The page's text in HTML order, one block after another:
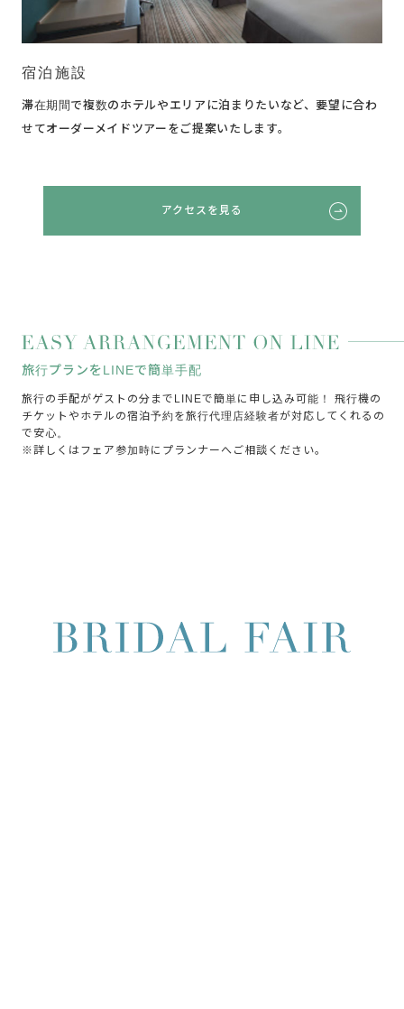
宿泊施設
滞在期間で複数のホテルやエリアに泊まりたいなど、要望に合わ
せてオーダーメイドツアーをご提案いたします。
アクセスを見る
旅行プランをLINEで簡単手配
旅行の手配がゲストの分までLINEで簡単に申し込み可能！
飛行機の
チケットやホテルの宿泊予約を旅行代理店経験者が対応してくれるの
で安心。
※詳しくはフェア参加時にプランナーへご相談ください。